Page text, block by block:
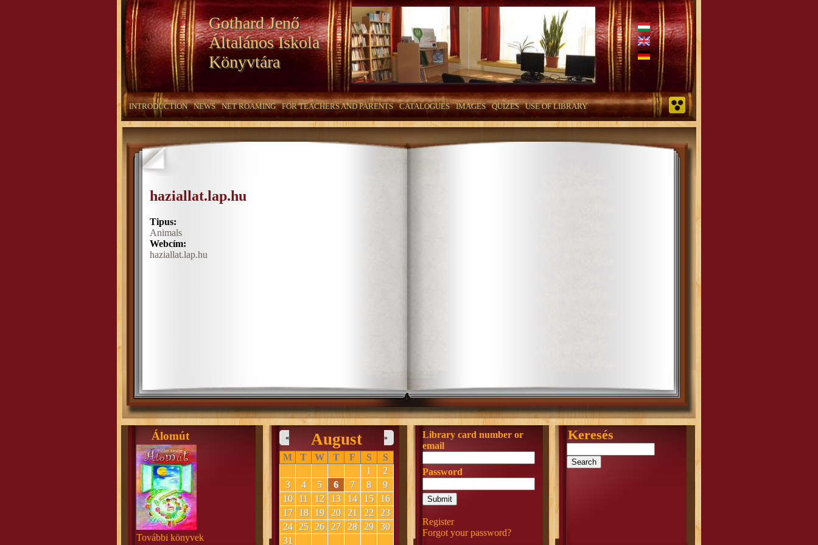
Gothard Jenő
Általános Iskola
Könyvtára
INTRODUCTION NEWS NET ROAMING FOR TEACHERS AND PARENTS CATALOGUES IMAGES QUIZES USE OF LIBRARY
haziallat.lap.hu
Tipus:
Animals
Webcím:
haziallat.lap.hu
Álomút
További könyvek
August
« »
M T W T F S
S
1
2
3
4 5 6 7 8
9
10
11 12 13 14 15
16
17
18 19 20 21 22
23
24
25 26 27 28 29
30
31
Library card number or
email
Password
Register
Forgot your password?
Keresés